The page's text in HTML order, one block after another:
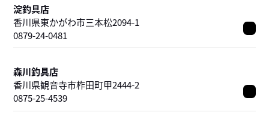
淀釣具店
香川県東かがわ市三本松2094-1
0879-24-0481
森川釣具店
香川県観音寺市柞田町甲2444-2
0875-25-4539